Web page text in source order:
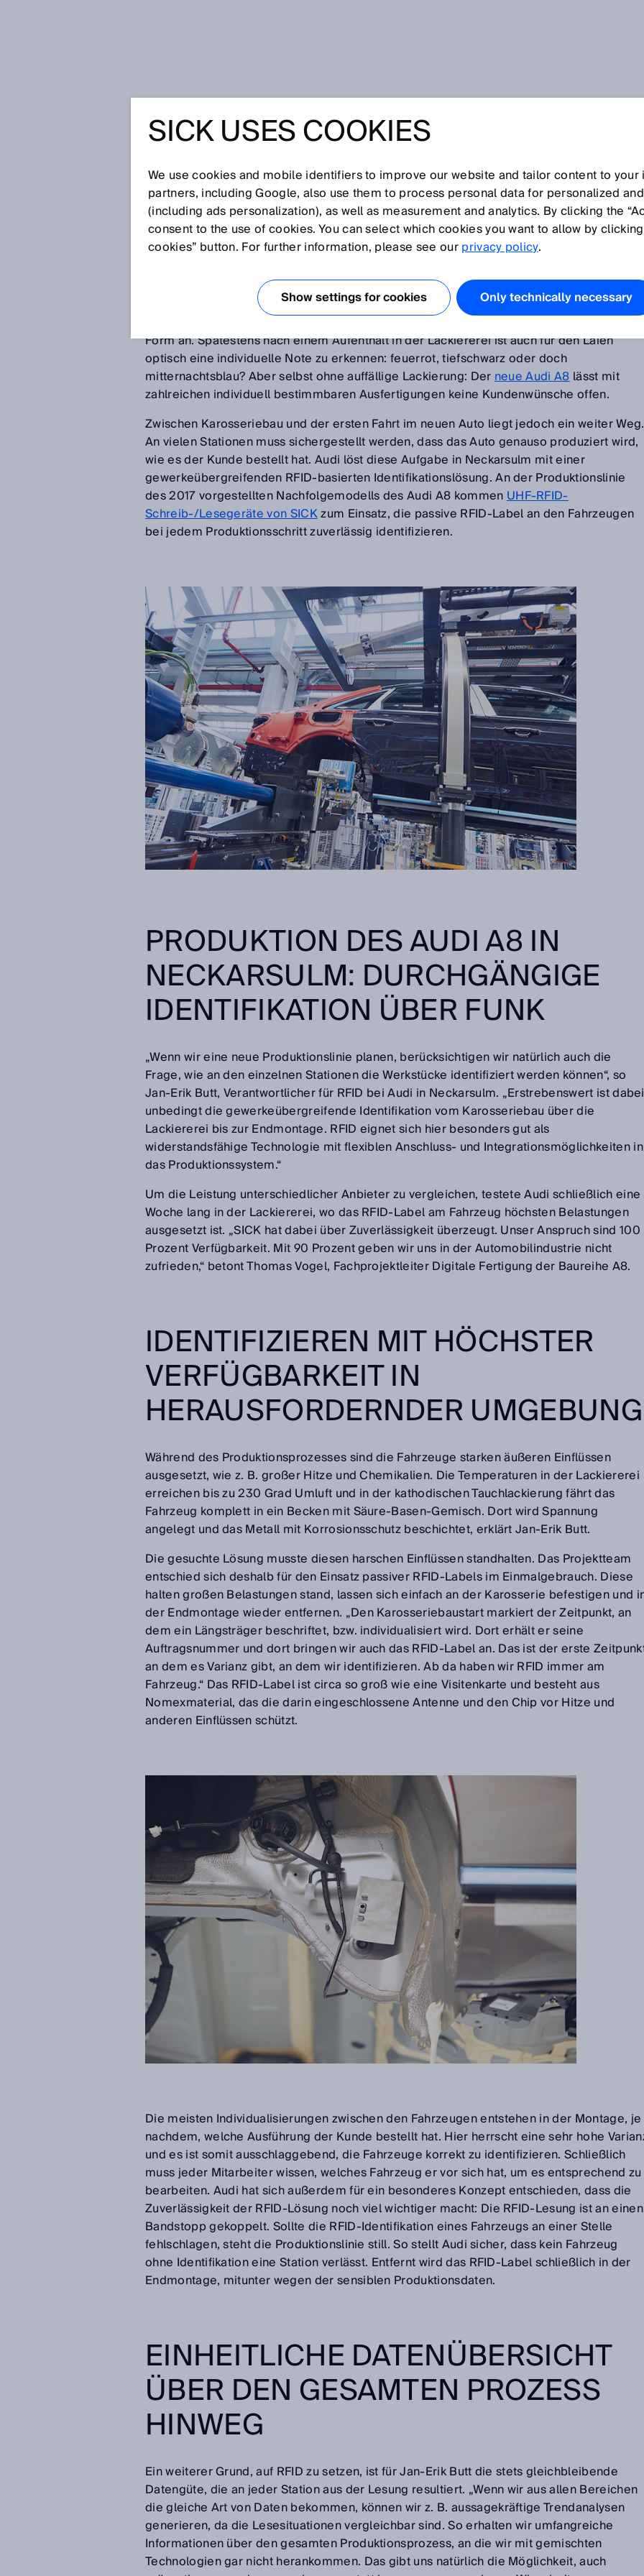
EFFIZIENTE
AUTOMOBILPRODUKTION
MIT RFID-TECHNOLOGIE
Am Anfang steht ein Stück Metall. Im Karosseriebau beginnt die Zuweisung zum
Form an. Spätestens nach einem Aufenthalt in der Lackiererei ist auch für den Laien
optisch eine individuelle Note zu erkennen: feuerrot, tiefschwarz oder doch
mitternachtsblau? Aber selbst ohne auffällige Lackierung: Derneue Audi A8lässt mit
zahlreichen individuell bestimmbaren Ausfertigungen keine Kundenwünsche offen.
Zwischen Karosseriebau und der ersten Fahrt im neuen Auto liegt jedoch ein weiter Weg.
An vielen Stationen muss sichergestellt werden, dass das Auto genauso produziert wird,
wie es der Kunde bestellt hat. Audi löst diese Aufgabe in Neckarsulm mit einer
gewerkeübergreifenden RFID-basierten Identifikationslösung. An der Produktionslinie
des 2017 vorgestellten Nachfolgemodells des Audi A8 kommenUHF-RFID-
Schreib-/Lesegeräte von SICKzum Einsatz, die passive RFID-Label an den Fahrzeugen
bei jedem Produktionsschritt zuverlässig identifizieren.
PRODUKTION DES AUDI A8 IN
NECKARSULM: DURCHGÄNGIGE
IDENTIFIKATION ÜBER FUNK
„Wenn wir eine neue Produktionslinie planen, berücksichtigen wir natürlich auch die
Frage, wie an den einzelnen Stationen die Werkstücke identifiziert werden können“, so
Jan-Erik Butt, Verantwortlicher für RFID bei Audi in Neckarsulm. „Erstrebenswert ist dabei
unbedingt die gewerkeübergreifende Identifikation vom Karosseriebau über die
Lackiererei bis zur Endmontage. RFID eignet sich hier besonders gut als
widerstandsfähige Technologie mit flexiblen Anschluss- und Integrationsmöglichkeiten in
das Produktionssystem.“
Um die Leistung unterschiedlicher Anbieter zu vergleichen, testete Audi schließlich eine
Woche lang in der Lackiererei, wo das RFID-Label am Fahrzeug höchsten Belastungen
ausgesetzt ist. „SICK hat dabei über Zuverlässigkeit überzeugt. Unser Anspruch sind 100
Prozent Verfügbarkeit. Mit 90 Prozent geben wir uns in der Automobilindustrie nicht
zufrieden,“ betont Thomas Vogel, Fachprojektleiter Digitale Fertigung der Baureihe A8.
IDENTIFIZIEREN MIT HÖCHSTER
VERFÜGBARKEIT IN
HERAUSFORDERNDER UMGEBUNG
Während des Produktionsprozesses sind die Fahrzeuge starken äußeren Einflüssen
ausgesetzt, wie z. B. großer Hitze und Chemikalien. Die Temperaturen in der Lackiererei
erreichen bis zu 230 Grad Umluft und in der kathodischen Tauchlackierung fährt das
Fahrzeug komplett in ein Becken mit Säure-Basen-Gemisch. Dort wird Spannung
angelegt und das Metall mit Korrosionsschutz beschichtet, erklärt Jan-Erik Butt.
Die gesuchte Lösung musste diesen harschen Einflüssen standhalten. Das Projektteam
entschied sich deshalb für den Einsatz passiver RFID-Labels im Einmalgebrauch. Diese
halten großen Belastungen stand, lassen sich einfach an der Karosserie befestigen und
der Endmontage wieder entfernen. „Den Karosseriebaustart markiert der Zeitpunkt, an
dem ein Längsträger beschriftet, bzw. individualisiert wird. Dort erhält er seine
Auftragsnummer und dort bringen wir auch das RFID-Label an. Das ist der erste
an dem es Varianz gibt, an dem wir identifizieren. Ab da haben wir RFID immer am
Fahrzeug.“ Das RFID-Label ist circa so groß wie eine Visitenkarte und besteht aus
Nomexmaterial, das die darin eingeschlossene Antenne und den Chip vor Hitze und
anderen Einflüssen schützt.
Die meisten Individualisierungen zwischen den Fahrzeugen entstehen in der Montage, je
nachdem, welche Ausführung der Kunde bestellt hat. Hier herrscht eine sehr hohe
und es ist somit ausschlaggebend, die Fahrzeuge korrekt zu identifizieren. Schließlich
muss jeder Mitarbeiter wissen, welches Fahrzeug er vor sich hat, um es entsprechend zu
bearbeiten. Audi hat sich außerdem für ein besonderes Konzept entschieden, dass die
Zuverlässigkeit der RFID-Lösung noch viel wichtiger macht: Die RFID-Lesung ist an einen
Bandstopp gekoppelt. Sollte die RFID-Identifikation eines Fahrzeugs an einer Stelle
fehlschlagen, steht die Produktionslinie still. So stellt Audi sicher, dass kein Fahrzeug
ohne Identifikation eine Station verlässt. Entfernt wird das RFID-Label schließlich in der
Endmontage, mitunter wegen der sensiblen Produktionsdaten.
EINHEITLICHE DATENÜBERSICHT
ÜBER DEN GESAMTEN PROZESS
HINWEG
Ein weiterer Grund, auf RFID zu setzen, ist für Jan-Erik Butt die stets gleichbleibende
Datengüte, die an jeder Station aus der Lesung resultiert. „Wenn wir aus allen Bereichen
die gleiche Art von Daten bekommen, können wir z. B. aussagekräftige Trendanalysen
generieren, da die Lesesituationen vergleichbar sind. So erhalten wir umfangreiche
Informationen über den gesamten Produktionsprozess, an die wir mit gemischten
Technologien gar nicht herankommen. Das gibt uns natürlich die Möglichkeit, auch
SICK USES COOKIES
We use cookies and mobile identifiers to improve our website and tailor content to
partners, including Google, also use them to process personal data for personalized
(including ads personalization), as well as measurement and analytics. By clicking the
consent to the use of cookies. You can select which cookies you want to allow by
cookies” button. For further information, please see ourprivacy policy.
Show settings for cookies Only technically necessary